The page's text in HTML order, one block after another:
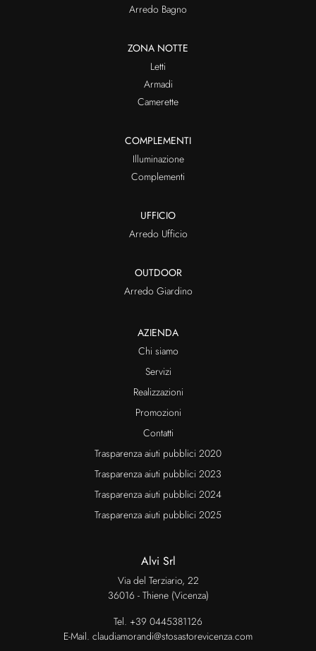
Arredo Bagno
ZONA NOTTE
Letti
Armadi
Camerette
COMPLEMENTI
Illuminazione
Complementi
UFFICIO
Arredo Ufficio
OUTDOOR
Arredo Giardino
AZIENDA
Chi siamo
Servizi
Realizzazioni
Promozioni
Contatti
Trasparenza aiuti pubblici 2020
Trasparenza aiuti pubblici 2023
Trasparenza aiuti pubblici 2024
Trasparenza aiuti pubblici 2025
Alvi Srl
Via del Terziario, 22
36016 - Thiene (Vicenza)
Tel. +39 0445381126
E-Mail. claudiamorandi@stosastorevicenza.com